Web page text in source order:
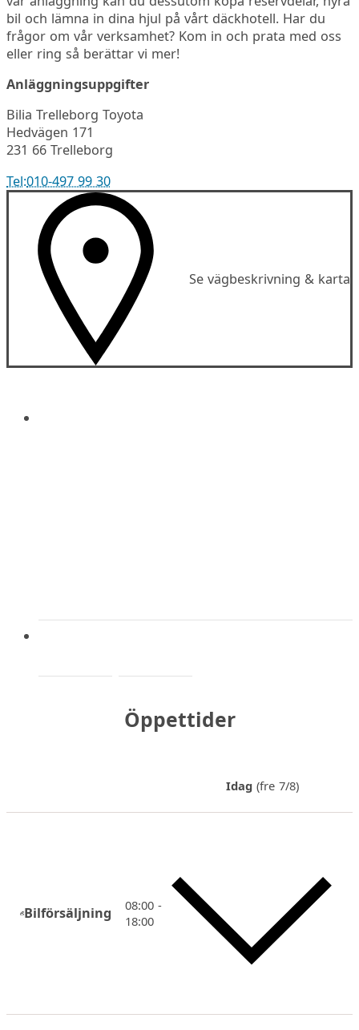
bil och lämna in dina hjul på vårt däckhotell. Har du
frågor om vår verksamhet? Kom in och prata med oss
eller ring så berättar vi mer!
Anläggningsuppgifter
Bilia Trelleborg Toyota
Hedvägen 171
231 66 Trelleborg
Tel:010-497 99 30
Se vägbeskrivning & karta
Öppettider
Idag (fre 7/8)
Bilförsäljning
08:00 -
18:00